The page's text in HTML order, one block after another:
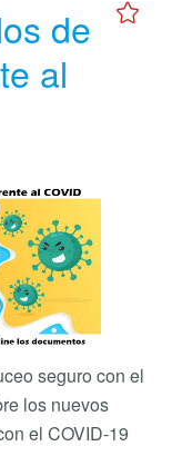
de
al
seguro con el
los nuevos
el COVID-19